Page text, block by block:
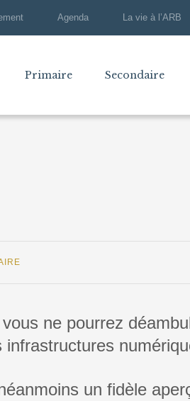
Agenda La vie à l’ARB
Primaire Secondaire
ne pourrez
infrastructures
un fidèle